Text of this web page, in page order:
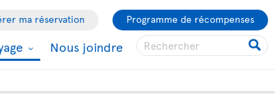
ma réservation Programme de récompenses
Nous joindre